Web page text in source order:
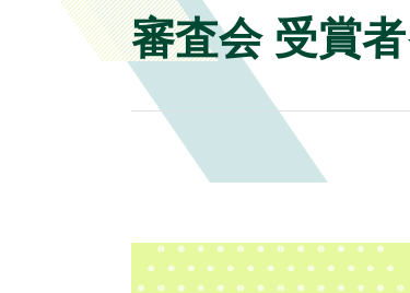
審査会 受賞